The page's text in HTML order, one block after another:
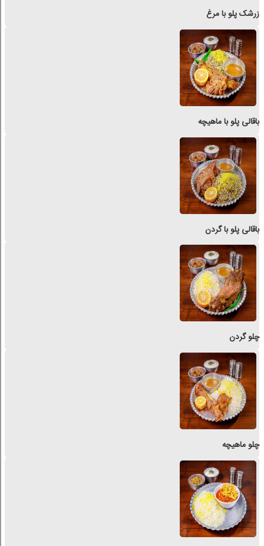
زرشک پلو با مرغ
باقالی پلو با ماهیچه
باقالی پلو با گردن
چلو گردن
چلو ماهیچه